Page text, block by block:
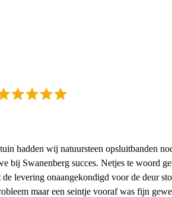
hadden wij natuursteen opsluitbanden
bij Swanenberg succes. Netjes te woord
de levering onaangekondigd voor de deur
maar een seintje vooraf was fijn